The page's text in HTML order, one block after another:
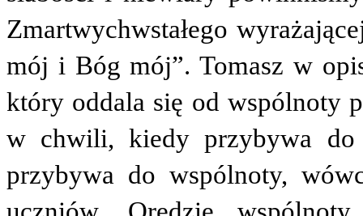
Zmartwychwstałego
mój i Bóg mój”. Tomasz w
który oddala się od wspólnoty
w chwili, kiedy przybywa do
przybywa do wspólnoty,